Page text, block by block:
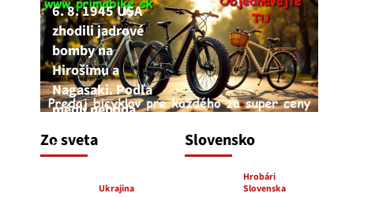
Zo sveta
6. 8. 1945 USA
zhodili jadrové
bomby na
Hirošimu a
Nagasaki. Podľa
médií nehoda
6. augusta 2026
Ukrajina
Slovensko
Hrobári
Slovenska